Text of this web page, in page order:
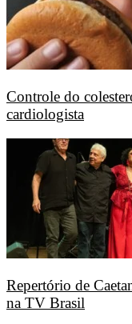
Controle do
cardiologista
Repertório de
na TV Brasil